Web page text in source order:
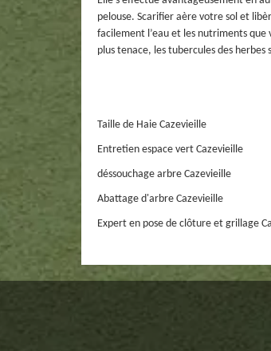
pelouse. Scarifier aère votre sol et
facilement l’eau et les nutriments que
plus tenace, les tubercules des
Taille de Haie Cazevieille
Entretien espace vert Cazevieille
déssouchage arbre Cazevieille
Abattage d'arbre Cazevieille
Expert en pose de clôture et grillage